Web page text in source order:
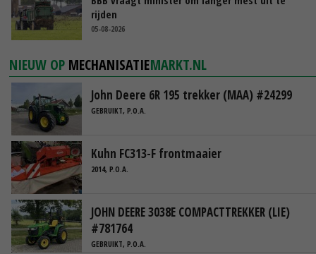
rijden
05-08-2026
NIEUW OP MECHANISATIEMARKT.NL
John Deere 6R 195 trekker (MAA) #24299
GEBRUIKT, P.O.A.
Kuhn FC313-F frontmaaier
2014, P.O.A.
JOHN DEERE 3038E COMPACTTREKKER (LIE)
#781764
GEBRUIKT, P.O.A.